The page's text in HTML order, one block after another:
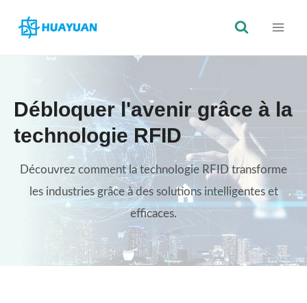
Débloquer l'avenir grâce à la
technologie RFID
Découvrez comment la technologie RFID transforme
les industries grâce à des solutions intelligentes et
efficaces.